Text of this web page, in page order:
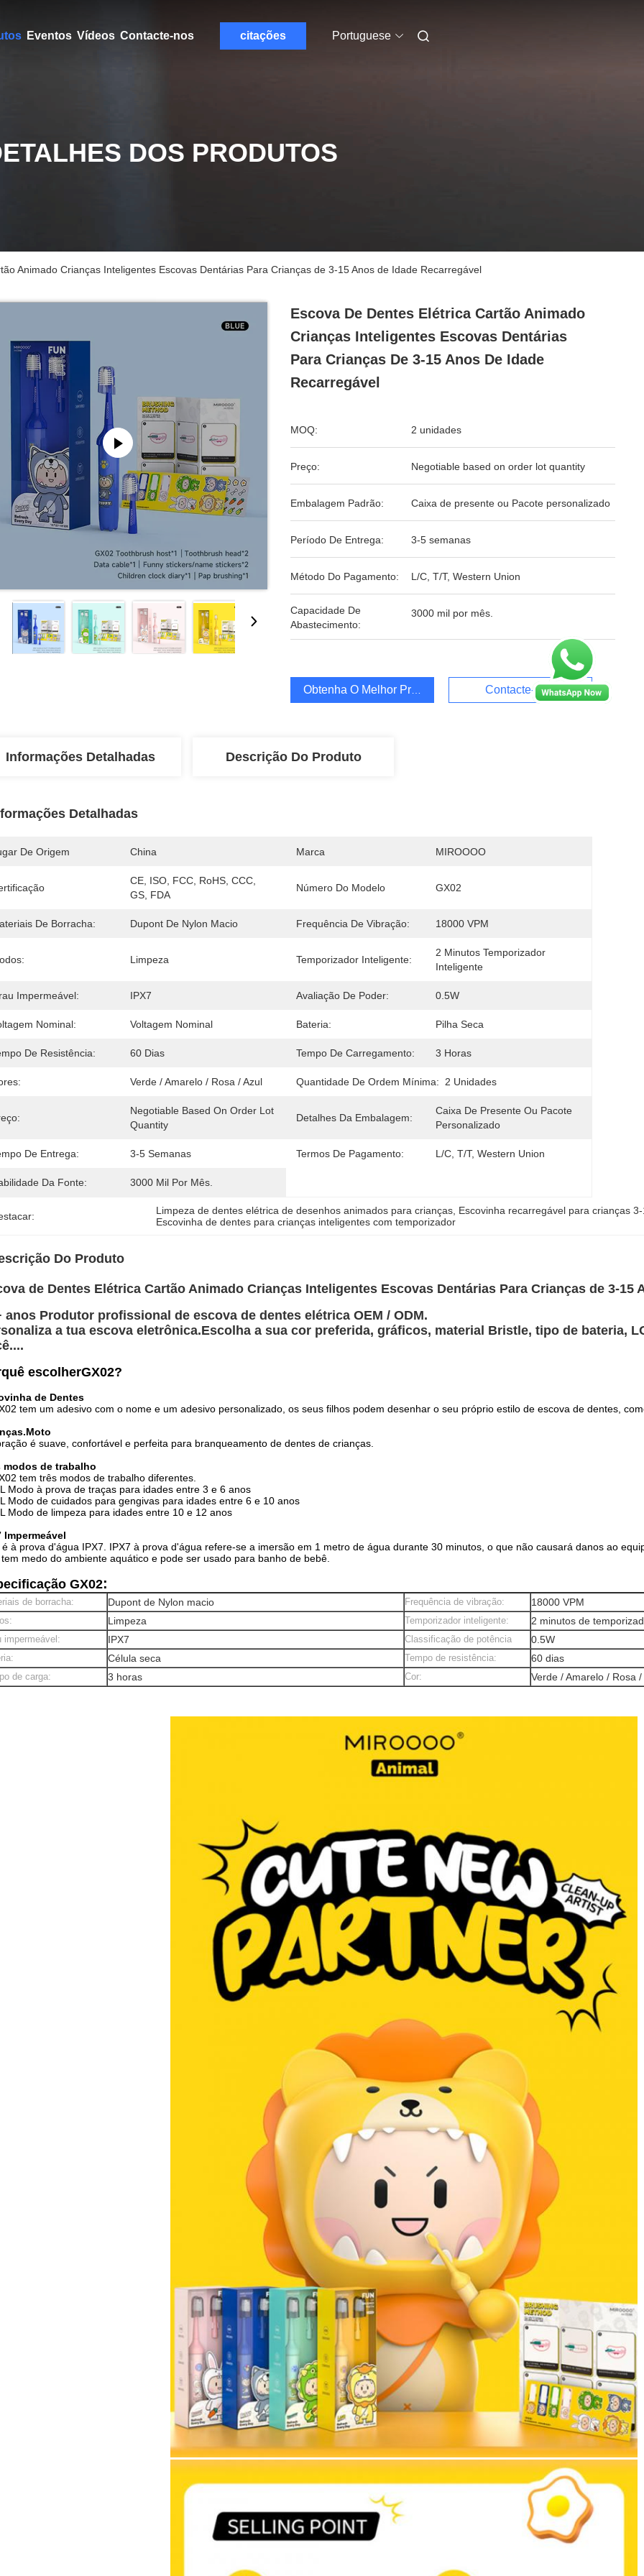
Eventos Vídeos Contacte-nos citações Portuguese
DOS PRODUTOS
Animado Crianças Inteligentes Escovas Dentárias Para Crianças de 3-15 Anos de Idade Recarregável
Escova De Dentes Elétrica Cartão Animado
Crianças Inteligentes Escovas Dentárias
Para Crianças De 3-15 Anos De Idade
Recarregável
MOQ: 2 unidades
Preço: Negotiable based on order lot quantity
Embalagem Padrão: Caixa de presente ou Pacote personalizado
Período De Entrega: 3-5 semanas
Método Do Pagamento: L/C, T/T, Western Union
Capacidade De
Abastecimento:
3000 mil por mês.
Obtenha O Melhor Preço Contacte-Nos
Informações Detalhadas Descrição Do Produto
Detalhadas
De Origem China Marca MIROOOO
CE, ISO, FCC, RoHS, CCC,
GS, FDA
Número Do Modelo GX02
De Borracha: Dupont De Nylon Macio Frequência De Vibração: 18000 VPM
Limpeza Temporizador Inteligente:
2 Minutos Temporizador
Inteligente
Impermeável: IPX7 Avaliação De Poder: 0.5W
Nominal: Voltagem Nominal Bateria: Pilha Seca
De Resistência: 60 Dias Tempo De Carregamento: 3 Horas
Verde / Amarelo / Rosa / Azul Quantidade De Ordem Mínima: 2 Unidades
Negotiable Based On Order Lot
Quantity
Detalhes Da Embalagem:
Caixa De Presente Ou Pacote
Personalizado
De Entrega: 3-5 Semanas Termos De Pagamento: L/C, T/T, Western Union
Da Fonte: 3000 Mil Por Mês.
Limpeza de dentes elétrica de desenhos animados para crianças, Escovinha recarregável para crianças
Escovinha de dentes para crianças inteligentes com temporizador
Do Produto
de Dentes Elétrica Cartão Animado Crianças Inteligentes Escovas Dentárias Para Crianças de 3-15
anos Produtor profissional de escova de dentes elétrica OEM / ODM.
a tua escova eletrônica.Escolha a sua cor preferida, gráficos, material Bristle, tipo de bateria,
escolherGX02?
de Dentes
tem um adesivo com o nome e um adesivo personalizado, os seus filhos podem desenhar o seu próprio estilo de escova de dentes,
Moto
é suave, confortável e perfeita para branqueamento de dentes de crianças.
modos de trabalho
tem três modos de trabalho diferentes.
L Modo à prova de traças para idades entre 3 e 6 anos
L Modo de cuidados para gengivas para idades entre 6 e 10 anos
L Modo de limpeza para idades entre 10 e 12 anos
Impermeável
é à prova d'água IPX7. IPX7 à prova d'água refere-se a imersão em 1 metro de água durante 30 minutos, o que não causará danos ao
tem medo do ambiente aquático e pode ser usado para banho de bebê.
GX02:
de borracha: Dupont de Nylon macio Frequência de vibração: 18000 VPM
Limpeza Temporizador inteligente: 2 minutos de
impermeável: IPX7 Classificação de potência 0.5W
Célula seca Tempo de resistência: 60 dias
de carga: 3 horas Cor: Verde / Amarelo / Rosa /